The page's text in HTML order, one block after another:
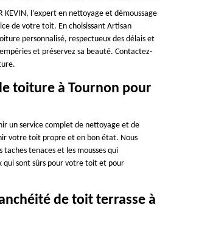
l’expert en nettoyage et démoussage
de votre toit. En choisissant Artisan
personnalisé, respectueux des délais et
et préservez sa beauté. Contactez-
toiture à Tournon pour
un service complet de nettoyage et de
votre toit propre et en bon état. Nous
tenaces et les mousses qui
qui sont sûrs pour votre toit et pour
de toit terrasse à